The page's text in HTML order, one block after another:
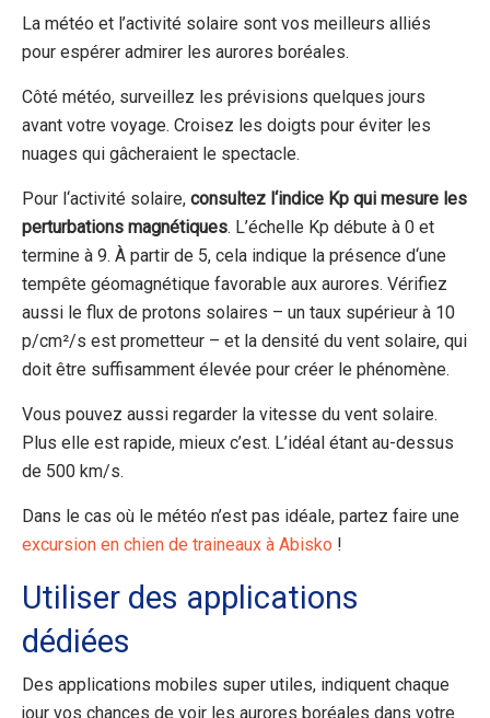
La météo et l’activité solaire sont vos meilleurs alliés
pour espérer admirer les aurores boréales.
Côté météo, surveillez les prévisions quelques jours
avant votre voyage. Croisez les doigts pour éviter les
nuages qui gâcheraient le spectacle.
Pour l‘activité solaire, consultez l‘indice Kp qui mesure les
perturbations magnétiques. L’échelle Kp débute à 0 et
termine à 9. À partir de 5, cela indique la présence d‘une
tempête géomagnétique favorable aux aurores. Vérifiez
aussi le flux de protons solaires – un taux supérieur à 10
p/cm²/s est prometteur – et la densité du vent solaire, qui
doit être suffisamment élevée pour créer le phénomène.
Vous pouvez aussi regarder la vitesse du vent solaire.
Plus elle est rapide, mieux c’est. L’idéal étant au-dessus
de 500 km/s.
Dans le cas où le météo n’est pas idéale, partez faire une
excursion en chien de traineaux à Abisko !
Utiliser des applications
dédiées
Des applications mobiles super utiles, indiquent chaque
jour vos chances de voir les aurores boréales dans votre